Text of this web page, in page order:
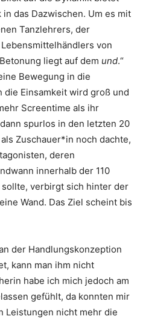
das Dazwischen. Um es mit
Tanzlehrers, der
von
liegt auf dem und.“
Bewegung in die
die Einsamkeit wird groß und
Screentime als ihr
spurlos in den letzten 20
Zuschauer*in noch dachte,
deren
innerhalb der 110
verbirgt sich hinter der
Wand. Das Ziel scheint bis
der Handlungskonzeption
kann man ihm nicht
habe ich mich jedoch am
gefühlt, da konnten mir
Leistungen nicht mehr die